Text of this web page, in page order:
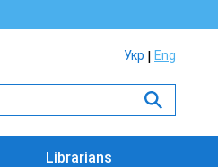
Укр Eng
Librarians